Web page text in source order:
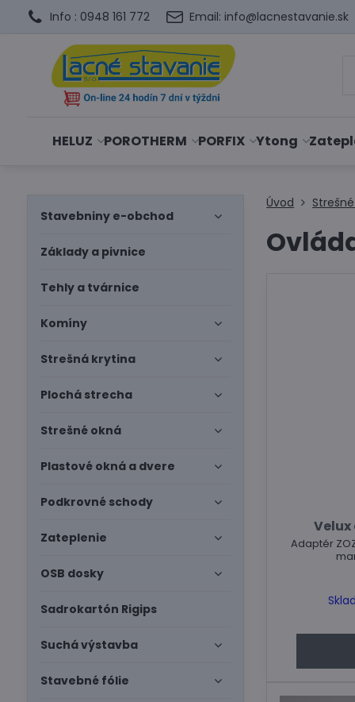
Info : 0948 161 772 Email: info@lacnestavanie.sk
HELUZ POROTHERM PORFIX Ytong
Úvod
Velux
Adaptér
Stavebniny e-obchod
Základy a pivnice
Tehly a tvárnice
Komíny
Strešná krytina
Plochá strecha
Strešné okná
Plastové okná a dvere
Podkrovné schody
Zateplenie
OSB dosky
Sadrokartón Rigips
Suchá výstavba
Stavebné fólie